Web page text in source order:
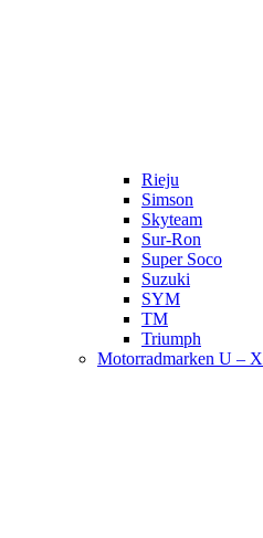
Rieju
Simson
Skyteam
Sur-Ron
Super Soco
Suzuki
SYM
TM
Triumph
Motorradmarken U – X